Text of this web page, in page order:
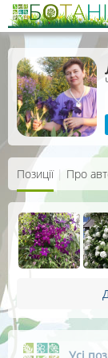
Позиції| Про